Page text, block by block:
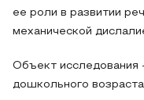
ее роли в развитии
механической
Объект исследования
дошкольного